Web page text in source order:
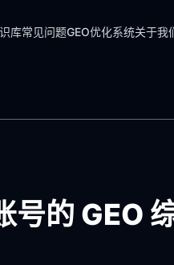
库常见问题GEO优化系统关于我
号的 GEO